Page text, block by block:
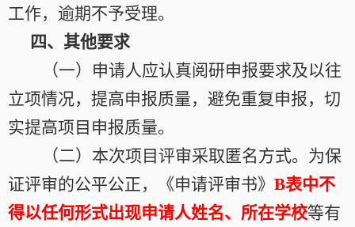
工作，逾期不予受理。
四、其他要求
（一）申请人应认真阅研申报要求及以往
立项情况，提高申报质量，避免重复申报，切
实提高项目申报质量。
（二）本次项目评审采取匿名方式。为保
证评审的公平公正，《申请评审书》 B表中不
得以任何形式出现申请人姓名、所在学校等有